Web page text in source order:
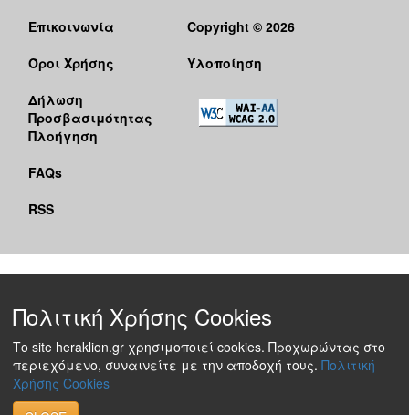
Επικοινωνία
Όροι Χρήσης
Δήλωση
Προσβασιμότητας
Πλοήγηση
FAQs
RSS
Copyright © 2026
Υλοποίηση
Πολιτική Χρήσης Cookies
Το site heraklion.gr χρησιμοποιεί cookies. Προχωρώντας στο
περιεχόμενο, συναινείτε με την αποδοχή τους. Πολιτική
Χρήσης Cookies